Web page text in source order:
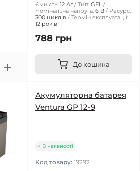
Ємність: 12 Аг Тип: GEL
Номінальна напруга: 6 В
Ресурс:
300 циклів
Термін експлуатації:
12 років
788 грн
До кошика
Акумуляторна батарея
Ventura GP 12-9
В наявності
Код товару: 19292